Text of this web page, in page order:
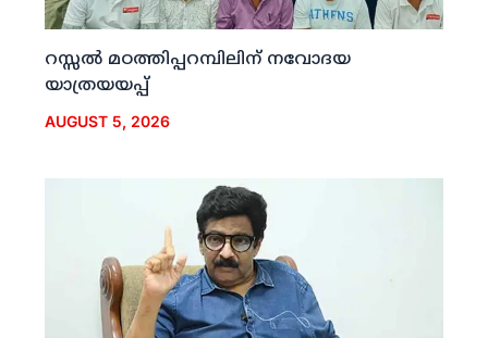
റസ്സല്‍ മഠത്തിപ്പറമ്പിലിന് നവോദയ
യാത്രയയപ്പ്
AUGUST 5, 2026